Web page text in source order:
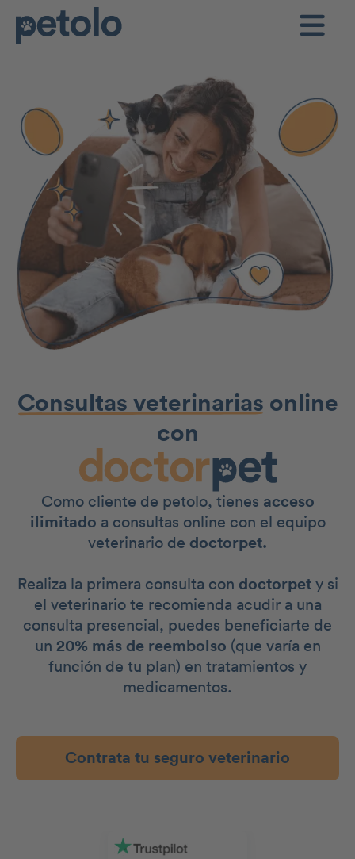
Consultas veterinarias online
con
Como cliente de petolo, tienes acceso
ilimitado a consultas online con el equipo
veterinario de doctorpet.
Realiza la primera consulta con doctorpety si
el veterinario te recomienda acudir a una
consulta presencial, puedes beneficiarte de
un 20% más de reembolso (que varía en
función de tu plan) en tratamientos y
medicamentos.
Contrata tu seguro veterinario